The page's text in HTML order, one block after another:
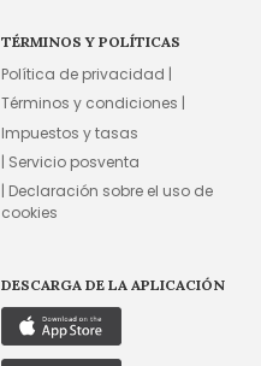
TÉRMINOS Y POLÍTICAS
Política de privacidad |
Términos y condiciones |
Impuestos y tasas
| Servicio posventa
| Declaración sobre el uso de
cookies
DESCARGA DE LA APLICACIÓN